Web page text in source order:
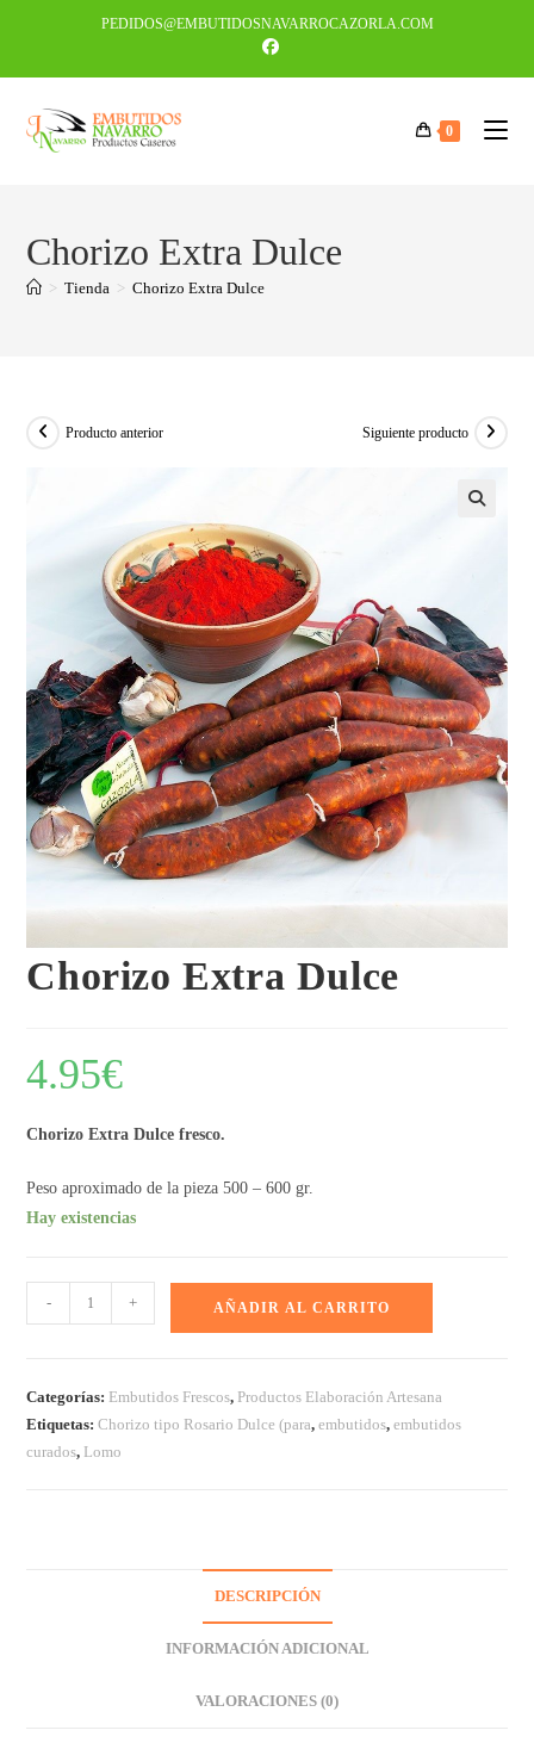
PEDIDOS@EMBUTIDOSNAVARROCAZORLA.COM
0
Chorizo Extra Dulce
> Tienda > Chorizo Extra Dulce
Producto anterior Siguiente producto
Chorizo Extra Dulce
4.95€
Chorizo Extra Dulce fresco.
Peso aproximado de la pieza 500 – 600 gr.
Hay existencias
- + AÑADIR AL CARRITO
Categorías: Embutidos Frescos, Productos Elaboración Artesana
Etiquetas:Chorizo tipo Rosario Dulce (para,embutidos,embutidos
curados, Lomo
DESCRIPCIÓN
INFORMACIÓN ADICIONAL
VALORACIONES (0)